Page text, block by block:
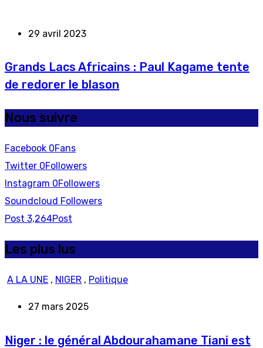
29 avril 2023
Grands Lacs Africains : Paul Kagame tente
de redorer le blason
Nous suivre
Facebook 0Fans
Twitter 0Followers
Instagram 0Followers
Soundcloud Followers
Post 3,264Post
Les plus lus
A LA UNE , NIGER , Politique
27 mars 2025
Niger : le général Abdourahamane Tiani est